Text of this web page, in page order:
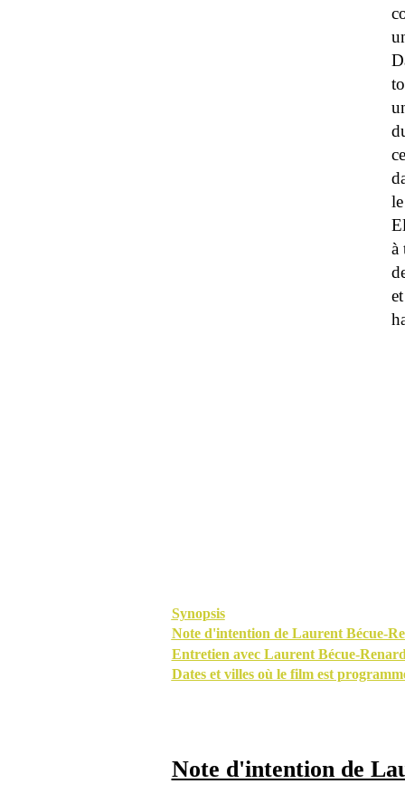
à
Synopsis
Note d'intention de Laurent Bécue-
Entretien avec Laurent Bécue-
Dates et villes où le film est
Note d'intention de